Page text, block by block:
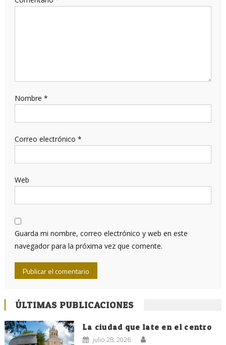
Nombre *
Correo electrónico *
Web
Guarda mi nombre, correo electrónico y web en este
navegador para la próxima vez que comente.
ÚLTIMAS PUBLICACIONES
La ciudad que late en el centro
julio 28, 2026